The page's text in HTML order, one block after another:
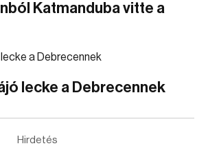
Katmanduba vitte a
lecke a Debrecennek
Hirdetés